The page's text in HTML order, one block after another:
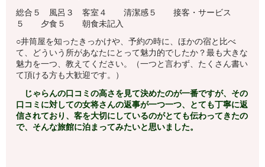
総合５ 風呂３ 客室４ 清潔感５ 接客・サービス
５ 夕食５ 朝食未記入
○井筒屋を知ったきっかけや、予約の時に、ほかの宿と比べ
て、どういう所があなたにとって魅力的でしたか？最も大きな
魅力を一つ、教えてください。（一つと言わず、たくさん書い
て頂ける方も大歓迎です。）
じゃらんの口コミの高さを見て決めたのが一番ですが、その
口コミに対しての女将さんの返事が一つ一つ、とても丁寧に返
信されており、客を大切にしているのがとても伝わってきたの
で、そんな旅館に泊まってみたいと思いました。